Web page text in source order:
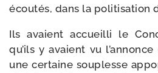
écou­tés, dans la poli­ti­sa­tion
Ils avaient accueilli le
qu’ils y avaient vu
une cer­taine sou­plesse